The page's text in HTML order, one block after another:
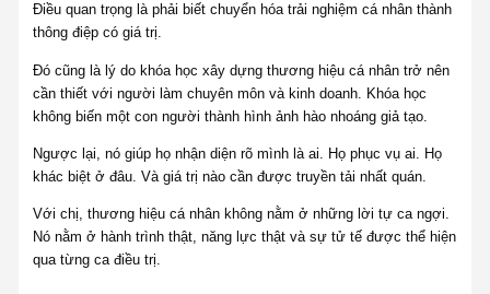
Điều quan trọng là phải biết chuyển hóa trải nghiệm cá nhân thành
thông điệp có giá trị.
Đó cũng là lý do khóa học xây dựng thương hiệu cá nhân trở nên
cần thiết với người làm chuyên môn và kinh doanh. Khóa học
không biến một con người thành hình ảnh hào nhoáng giả tạo.
Ngược lại, nó giúp họ nhận diện rõ mình là ai. Họ phục vụ ai. Họ
khác biệt ở đâu. Và giá trị nào cần được truyền tải nhất quán.
Với chị, thương hiệu cá nhân không nằm ở những lời tự ca ngợi.
Nó nằm ở hành trình thật, năng lực thật và sự tử tế được thể hiện
qua từng ca điều trị.